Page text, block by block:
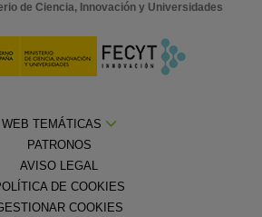
de Ciencia, Innovación y Universidades
WEB TEMÁTICAS
PATRONOS
AVISO LEGAL
DE COOKIES
COOKIES